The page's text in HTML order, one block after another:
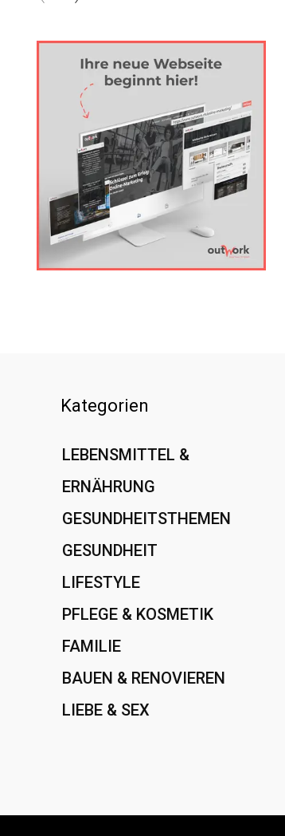
Kategorien
LEBENSMITTEL &
ERNÄHRUNG
GESUNDHEITSTHEMEN
GESUNDHEIT
LIFESTYLE
PFLEGE & KOSMETIK
FAMILIE
BAUEN & RENOVIEREN
LIEBE & SEX